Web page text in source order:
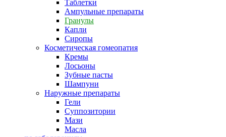
Таблетки
Ампульные препараты
Гранулы
Капли
Сиропы
Косметическая гомеопатия
Кремы
Лосьоны
Зубные пасты
Шампуни
Наружные препараты
Гели
Суппозитории
Мази
Масла